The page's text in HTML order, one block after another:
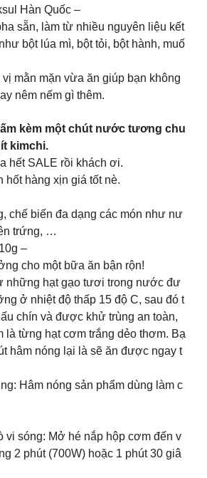
Hàn Quốc –
sẵn, làm từ nhiều nguyên liệu kết
bột lúa mì, bột tỏi, bột hành, muố
mằn mặn vừa ăn giúp bạn không
nêm nếm gì thêm.
kèm một chút nước tương chu
kimchi.
hết SALE rồi khách ơi.
hốt hàng xịn giá tốt nè.
chế biến đa dạng các món như nư
trứng, …
–
cho một bữa ăn bận rộn!
những hạt gạo tươi trong nước đư
ở nhiệt độ thấp 15 độ C, sau đó t
chín và được khử trùng an toàn,
là từng hạt cơm trắng dẻo thơm. Bạ
hâm nóng lại là sẽ ăn được ngay t
Hâm nóng sản phẩm dùng làm c
vi sóng: Mở hé nắp hộp cơm đến v
2 phút (700W) hoặc 1 phút 30 giâ